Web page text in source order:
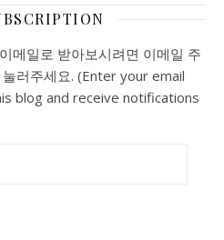
메일로 받아보시려면 이메일 주
러주세요. (Enter your email
blog and receive notifications